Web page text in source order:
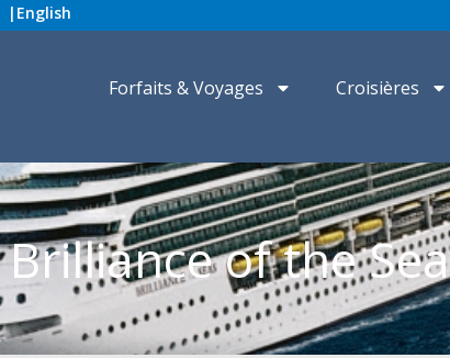
| English
Forfaits & Voyages Croisières
Brilliance of the